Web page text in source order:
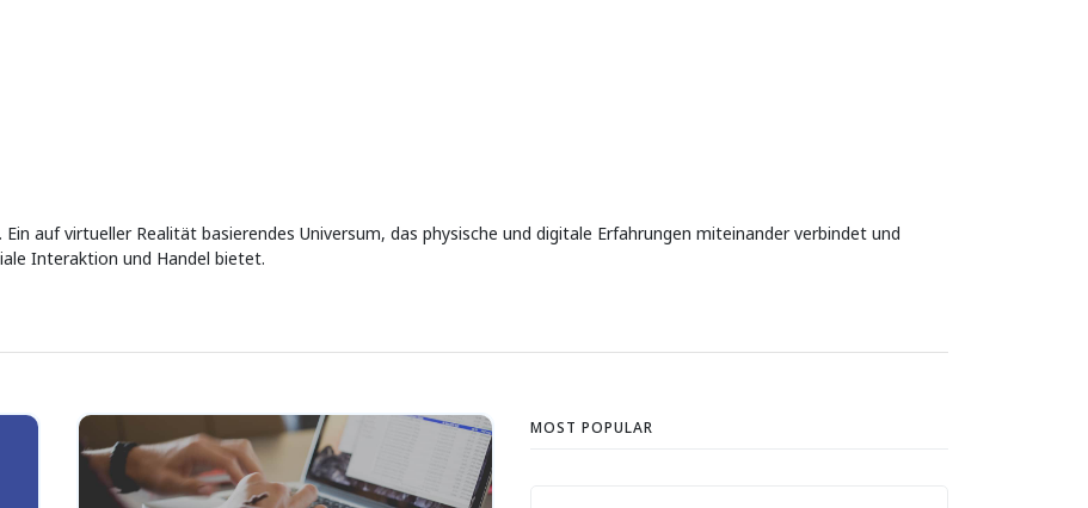
auf virtueller Realität basierendes Universum, das physische und digitale Erfahrungen miteinander verbindet und
Interaktion und Handel bietet.
MOST POPULAR